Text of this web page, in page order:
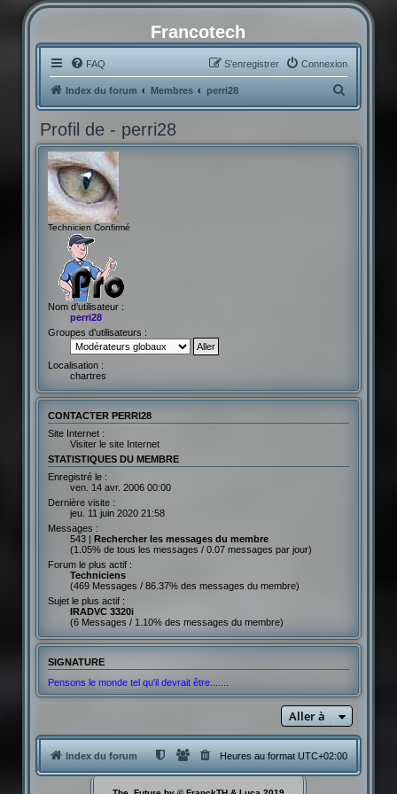
Francotech
FAQ Connexion
S’enregistrer
Index du forum Membres perri28
e
Profil de - perri28
Technicien Confirmé
Nom d’utilisateur :
perri28
Groupes d’utilisateurs :
Localisation :
chartres
CONTACTER PERRI28
Site Internet :
Visiter le site Internet
STATISTIQUES DU MEMBRE
Enregistré le :
ven. 14 avr. 2006 00:00
Dernière visite :
jeu. 11 juin 2020 21:58
Messages :
543 |
Rechercher les messages du membre
(1.05% de tous les messages / 0.07 messages par jour)
Forum le plus actif :
Techniciens
(469 Messages / 86.37% des messages du membre)
Sujet le plus actif :
IRADVC 3320i
(6 Messages / 1.10% des messages du membre)
SIGNATURE
Pensons le monde tel qu'il devrait être.......
Aller à
Index du forum Heures au formatUTC+02:00